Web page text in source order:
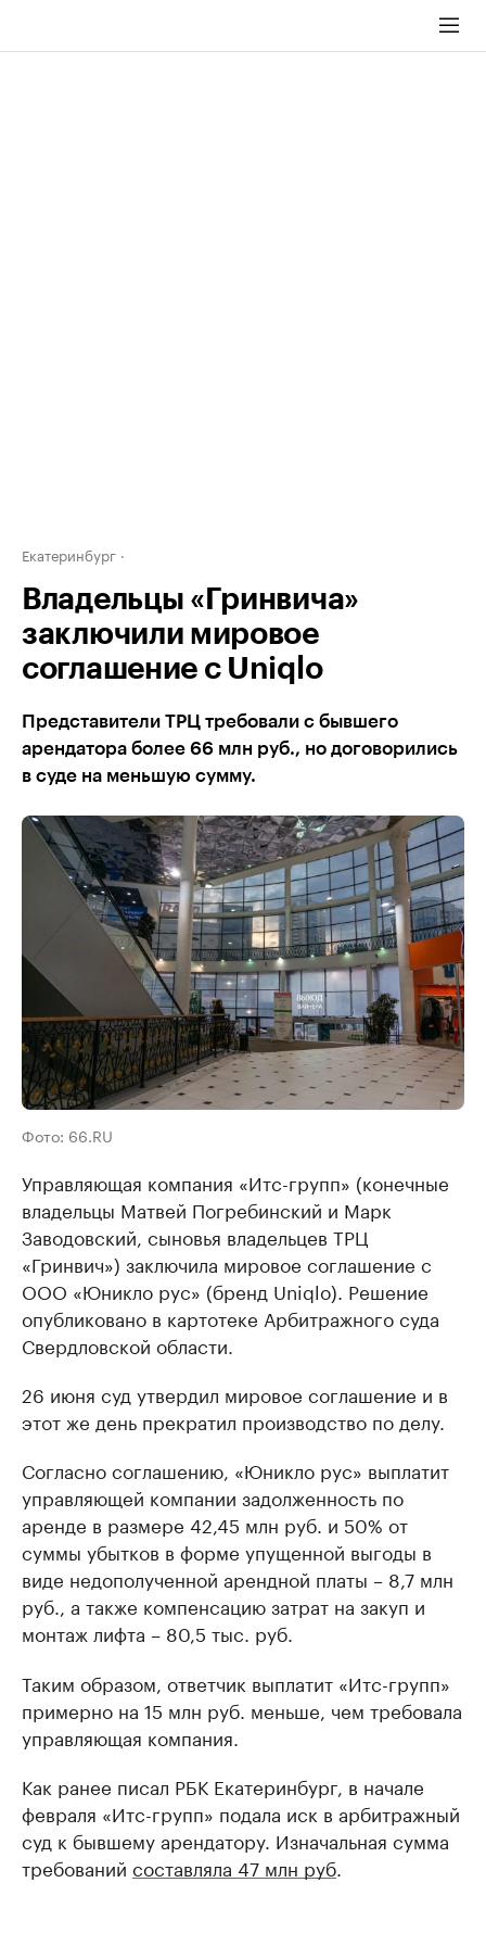
Екатеринбург
Владельцы «Гринвича»
заключили мировое
соглашение с Uniqlo
Представители ТРЦ требовали с бывшего
арендатора более 66 млн руб., но договорились
в суде на меньшую сумму.
Фото: 66.RU
Управляющая компания «Итс-групп» (конечные
владельцы Матвей Погребинский и Марк
Заводовский, сыновья владельцев ТРЦ
«Гринвич») заключила мировое соглашение с
ООО «Юникло рус» (бренд Uniqlo). Решение
опубликовано в картотеке Арбитражного суда
Свердловской области.
26 июня суд утвердил мировое соглашение и в
этот же день прекратил производство по делу.
Согласно соглашению, «Юникло рус» выплатит
управляющей компании задолженность по
аренде в размере 42,45 млн руб. и 50% от
суммы убытков в форме упущенной выгоды в
виде недополученной арендной платы – 8,7 млн
руб., а также компенсацию затрат на закуп и
монтаж лифта – 80,5 тыс. руб.
Таким образом, ответчик выплатит «Итс-групп»
примерно на 15 млн руб. меньше, чем требовала
управляющая компания.
Как ранее писал РБК Екатеринбург, в начале
февраля «Итс-групп» подала иск в арбитражный
суд к бывшему арендатору. Изначальная сумма
требований составляла 47 млн руб